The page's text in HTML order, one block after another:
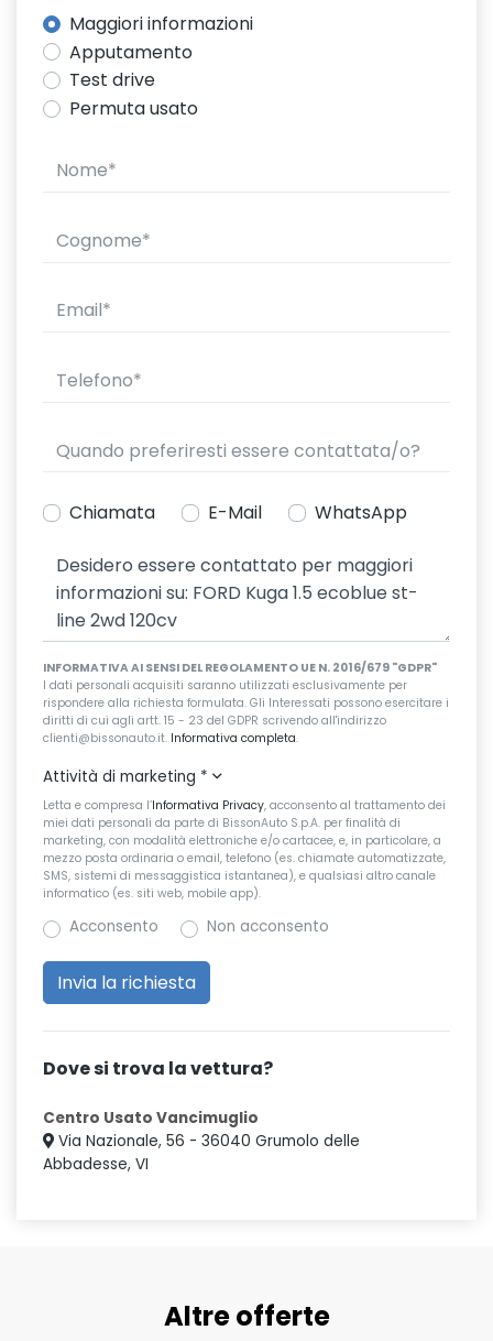
Maggiori informazioni
Apputamento
Test drive
Permuta usato
Chiamata E-Mail WhatsApp
INFORMATIVA AI SENSI DEL REGOLAMENTO UE N. 2016/679 "GDPR"
I dati personali acquisiti saranno utilizzati esclusivamente per
rispondere alla richiesta formulata. Gli Interessati possono esercitare i
diritti di cui agli artt. 15 - 23 del GDPR scrivendo all'indirizzo
clienti@bissonauto.it. Informativa completa.
Attività di marketing *
Letta e compresa l’Informativa Privacy, acconsento al trattamento dei
miei dati personali da parte di BissonAuto S.p.A. per finalità di
marketing, con modalità elettroniche e/o cartacee, e, in particolare, a
mezzo posta ordinaria o email, telefono (es. chiamate automatizzate,
SMS, sistemi di messaggistica istantanea), e qualsiasi altro canale
informatico (es. siti web, mobile app).
Acconsento Non acconsento
Dove si trova la vettura?
Centro Usato Vancimuglio
Via Nazionale, 56 - 36040 Grumolo delle
Abbadesse, VI
Altre offerte